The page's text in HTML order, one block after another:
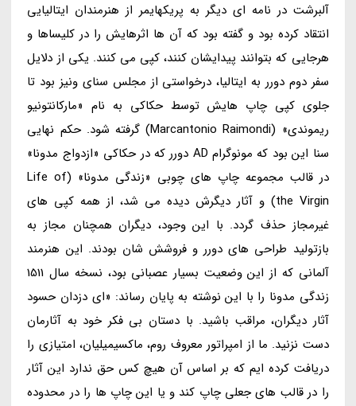
آلبرشت در نامه ای دیگر به پریکهایمر از هنرمندان ایتالیایی
انتقاد کرده بود و گفته بود که آن ها اثرهایش را در کلیساها و
هرجایی که بتوانند پیدایشان کنند، کپی می کنند. یکی از دلایل
سفر دوم دورر به ایتالیا، درخواستی از مجلس سنای ونیز بود تا
جلوی کپی چاپ هایش توسط حکاکی به نام «مارکانتونیو
ریموندی» (Marcantonio Raimondi) گرفته شود. حکم نهایی
سنا این بود که مونوگرام AD دورر که در حکاکی «ازدواج مدونا»
در قالب مجموعه چاپ های چوبی «زندگی مدونا» (Life of
the Virgin) و آثار دیگرش دیده می شد، از همه کپی های
غیرمجاز حذف گردد. با این وجود، دیگران همچنان مجاز به
بازتولید طراحی های دورر و فروشش شان بودند. این هنرمند
آلمانی که از این وضعیت بسیار عصبانی بود، نسخه سال 1511
زندگی مدونا را با این نوشته به پایان رساند: «ای دزدان حسود
آثار دیگران، مراقب باشید. با دستان بی فکر خود به آثارمان
دست نزنید. ما از امپراتور معروف روم، ماکسیمیلیان، امتیازی را
دریافت کرده ایم که بر اساس آن هیچ کس حق ندارد این آثار
را در قالب های جعلی چاپ کند و یا این چاپ ها را در محدوده